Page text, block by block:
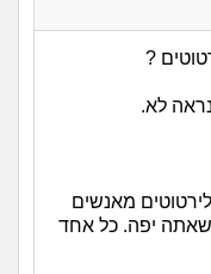
?
לא.
מאנשים
שאתה יפה. כל אחד